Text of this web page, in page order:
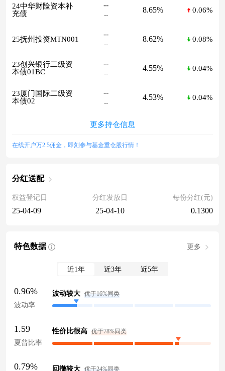
24中华财险资本补
充债
--
--
8.65% 0.06%
25抚州投资MTN001
--
--
8.62% 0.08%
23创兴银行二级资
本债01BC
--
--
4.55% 0.04%
23厦门国际二级资
本债02
--
--
4.53% 0.04%
更多持仓信息
在线开户万2.5佣金，即刻参与基金重仓股行情！
分红送配
权益登记日
25-04-09
分红发放日
25-04-10
每份分红(元)
0.1300
特色数据 更多
近1年 近3年 近5年
0.96%
波动率
波动较大 优于16%同类
1.59
夏普比率
性价比很高 优于78%同类
0.79% 回撤较大 优于24%同类